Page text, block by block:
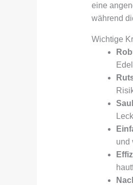
eine
während
Wichtige
und